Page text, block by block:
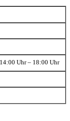
14:00 Uhr – 18:00 Uhr